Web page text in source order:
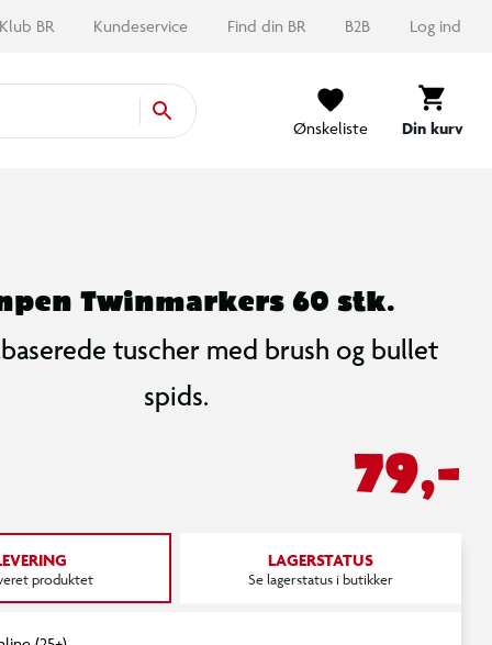
Klub BR Kundeservice Find din BR B2B Log ind
Ønskeliste
Din kurv
Twinmarkers 60 stk.
tuscher med brush og bullet
spids.
79,-
produktet
LAGERSTATUS
Se lagerstatus i butikker